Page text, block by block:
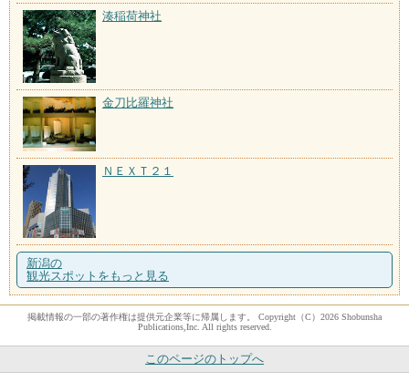
湊稲荷神社
金刀比羅神社
ＮＥＸＴ２１
新潟の
観光スポットをもっと見る
掲載情報の一部の著作権は提供元企業等に帰属します。 Copyright（C）2026 Shobunsha
Publications,Inc. All rights reserved.
このページのトップへ